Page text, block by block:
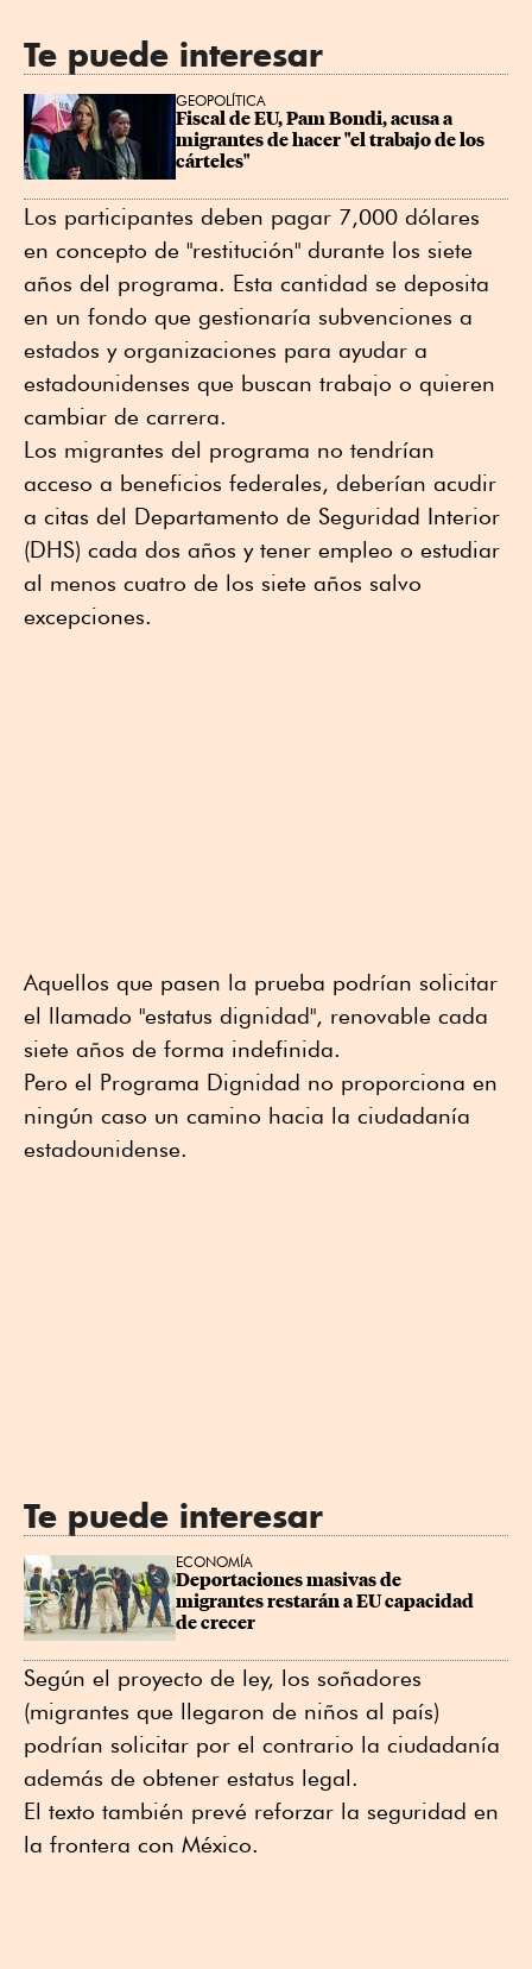
Te puede interesar
GEOPOLÍTICA
Fiscal de EU, Pam Bondi, acusa a
migrantes de hacer "el trabajo de los
cárteles"
Los participantes deben pagar 7,000 dólares
en concepto de "restitución" durante los siete
años del programa. Esta cantidad se deposita
en un fondo que gestionaría subvenciones a
estados y organizaciones para ayudar a
estadounidenses que buscan trabajo o quieren
cambiar de carrera.
Los migrantes del programa no tendrían
acceso a beneficios federales, deberían acudir
a citas del Departamento de Seguridad Interior
(DHS) cada dos años y tener empleo o estudiar
al menos cuatro de los siete años salvo
excepciones.
Aquellos que pasen la prueba podrían solicitar
el llamado "estatus dignidad", renovable cada
siete años de forma indefinida.
Pero el Programa Dignidad no proporciona en
ningún caso un camino hacia la ciudadanía
estadounidense.
Te puede interesar
ECONOMÍA
Deportaciones masivas de
migrantes restarán a EU capacidad
de crecer
Según el proyecto de ley, los soñadores
(migrantes que llegaron de niños al país)
podrían solicitar por el contrario la ciudadanía
además de obtener estatus legal.
El texto también prevé reforzar la seguridad en
la frontera con México.